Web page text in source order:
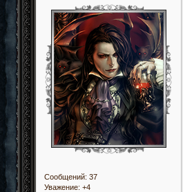
Сообщений: 37
Уважение: +4